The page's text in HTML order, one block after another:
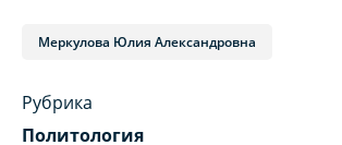
Меркулова Юлия Александровна
Рубрика
Политология